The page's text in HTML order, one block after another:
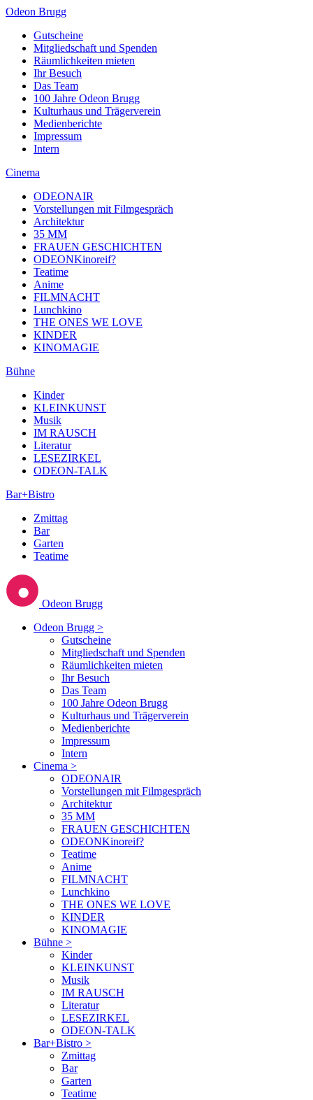
Odeon Brugg
Gutscheine
Mitgliedschaft und Spenden
Räumlichkeiten mieten
Ihr Besuch
Das Team
100 Jahre Odeon Brugg
Kulturhaus und Trägerverein
Medienberichte
Impressum
Intern
Cinema
ODEONAIR
Vorstellungen mit Filmgespräch
Architektur
35 MM
FRAUEN GESCHICHTEN
ODEONKinoreif?
Teatime
Anime
FILMNACHT
Lunchkino
THE ONES WE LOVE
KINDER
KINOMAGIE
Bühne
Kinder
KLEINKUNST
Musik
IM RAUSCH
Literatur
LESEZIRKEL
ODEON-TALK
Bar+Bistro
Zmittag
Bar
Garten
Teatime
Odeon Brugg
Odeon Brugg >
Gutscheine
Mitgliedschaft und Spenden
Räumlichkeiten mieten
Ihr Besuch
Das Team
100 Jahre Odeon Brugg
Kulturhaus und Trägerverein
Medienberichte
Impressum
Intern
Cinema >
ODEONAIR
Vorstellungen mit Filmgespräch
Architektur
35 MM
FRAUEN GESCHICHTEN
ODEONKinoreif?
Teatime
Anime
FILMNACHT
Lunchkino
THE ONES WE LOVE
KINDER
KINOMAGIE
Bühne >
Kinder
KLEINKUNST
Musik
IM RAUSCH
Literatur
LESEZIRKEL
ODEON-TALK
Bar+Bistro >
Zmittag
Bar
Garten
Teatime